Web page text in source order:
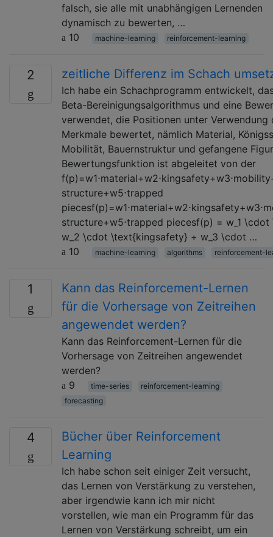
falsch, sie alle mit unabhängigen Lernenden
dynamisch zu bewerten, …
10
machine-learning reinforcement-learning
2 zeitliche Differenz im Schach
Ich habe ein Schachprogramm entwickelt,
Beta-Bereinigungsalgorithmus und eine
verwendet, die Positionen unter Verwendung
Merkmale bewertet, nämlich Material,
Mobilität, Bauernstruktur und gefangene
Bewertungsfunktion ist abgeleitet von der
structure+w5⋅trapped
structure+w5⋅trapped piecesf(p) = w_1
w_2 \cdot \text{kingsafety} + w_3 \cdot …
10
machine-learning algorithms reinforcement-
1
Kann das Reinforcement-Lernen
für die Vorhersage von Zeitreihen
angewendet werden?
Kann das Reinforcement-Lernen für die
Vorhersage von Zeitreihen angewendet
werden?
9
time-series
reinforcement-learning
forecasting
4
Bücher über Reinforcement
Learning
Ich habe schon seit einiger Zeit versucht,
das Lernen von Verstärkung zu verstehen,
aber irgendwie kann ich mir nicht
vorstellen, wie man ein Programm für das
Lernen von Verstärkung schreibt, um ein